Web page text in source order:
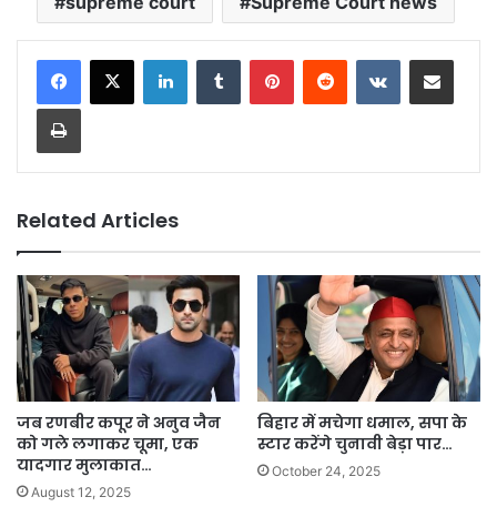
LinkedInTumblr PinterestReddit VKontakteShare via Email
Print
Related Articles
जब रणबीर कपूर ने अनुव जैन
को गले लगाकर चूमा, एक
यादगार मुलाकात…
August 12, 2025
बिहार में मचेगा धमाल, सपा के
स्टार करेंगे चुनावी बेड़ा पार…
October 24, 2025